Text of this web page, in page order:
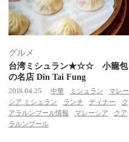
グルメ
台湾ミシュラン★☆☆ 小籠包
の名店 Din Tai Fung
2018.04.25 中華 ミシュラン
マレー
シア ミシュラン
ランチ ディナー
ク
アラルンプール情報
マレーシア
クア
ラルンプール